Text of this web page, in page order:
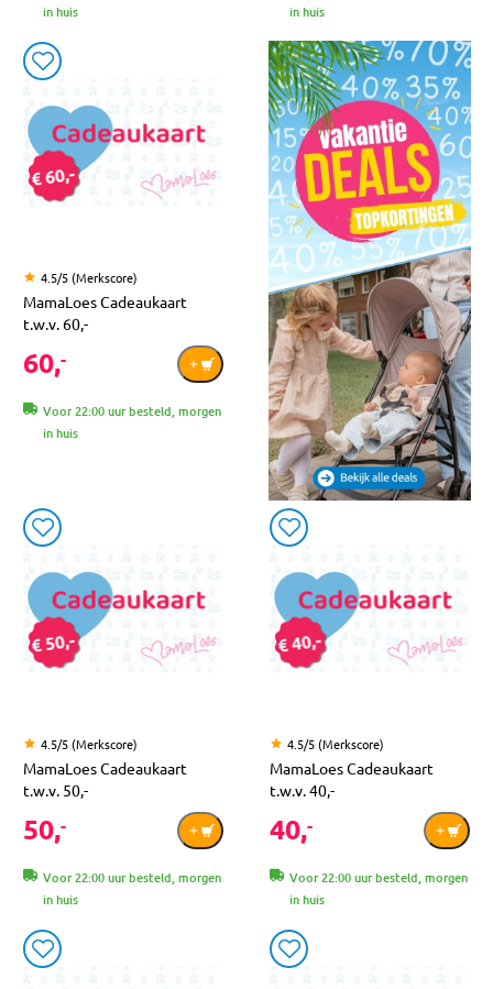
in huis
in huis
4.5/5 (Merkscore)
MamaLoes Cadeaukaart
t.w.v. 60,-
60,-
Voor 22:00 uur besteld, morgen
in huis
4.5/5 (Merkscore)
MamaLoes Cadeaukaart
t.w.v. 50,-
50,-
Voor 22:00 uur besteld, morgen
in huis
4.5/5 (Merkscore)
MamaLoes Cadeaukaart
t.w.v. 40,-
40,-
Voor 22:00 uur besteld, morgen
in huis